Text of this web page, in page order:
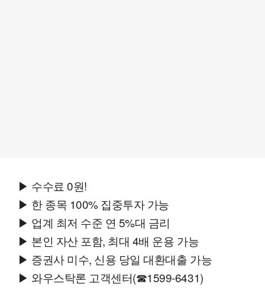
▶ 수수료 0원!
▶ 한 종목 100% 집중투자 가능
▶ 업계 최저 수준 연 5%대 금리
▶ 본인 자산 포함, 최대 4배 운용 가능
▶ 증권사 미수, 신용 당일 대환대출 가능
▶ 와우스탁론 고객센터(☎1599-6431)